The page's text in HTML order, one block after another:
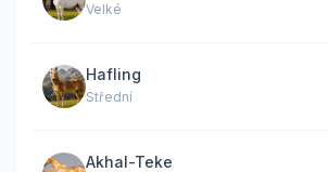
Velké
Hafling
Střední
Akhal-Teke